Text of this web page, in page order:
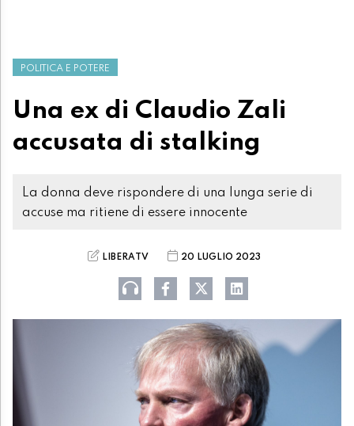
POLITICA E POTERE
Una ex di Claudio Zali
accusata di stalking
La donna deve rispondere di una lunga serie di
accuse ma ritiene di essere innocente
LIBERATV 20 LUGLIO 2023